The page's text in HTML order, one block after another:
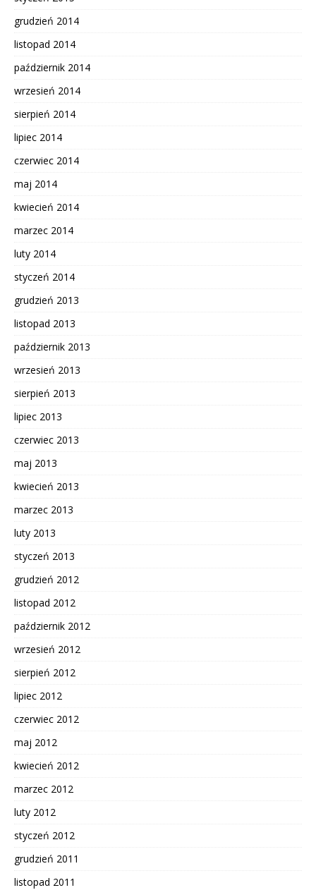
grudzień 2014
listopad 2014
październik 2014
wrzesień 2014
sierpień 2014
lipiec 2014
czerwiec 2014
maj 2014
kwiecień 2014
marzec 2014
luty 2014
styczeń 2014
grudzień 2013
listopad 2013
październik 2013
wrzesień 2013
sierpień 2013
lipiec 2013
czerwiec 2013
maj 2013
kwiecień 2013
marzec 2013
luty 2013
styczeń 2013
grudzień 2012
listopad 2012
październik 2012
wrzesień 2012
sierpień 2012
lipiec 2012
czerwiec 2012
maj 2012
kwiecień 2012
marzec 2012
luty 2012
styczeń 2012
grudzień 2011
listopad 2011